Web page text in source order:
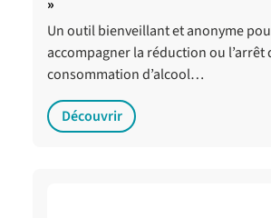
»
Un outil bienveillant et anonyme
accompagner la réduction ou l’arrêt
consommation d’alcool…
Découvrir